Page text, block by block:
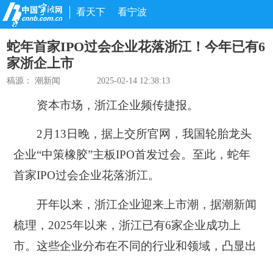
看天下 看宁波
蛇年首家IPO过会企业花落浙江！今年已有6
家浙企上市
稿源：潮新闻 2025-02-14 12:38:13
资本市场，浙江企业频传捷报。
2月13日晚，据上交所官网，我国轮胎龙头
企业“中策橡胶”主板IPO首发过会。至此，蛇年
首家IPO过会企业花落浙江。
开年以来，浙江企业迎来上市潮，据潮新闻
梳理，2025年以来，浙江已有6家企业成功上
市。这些企业分布在不同的行业和领域，凸显出